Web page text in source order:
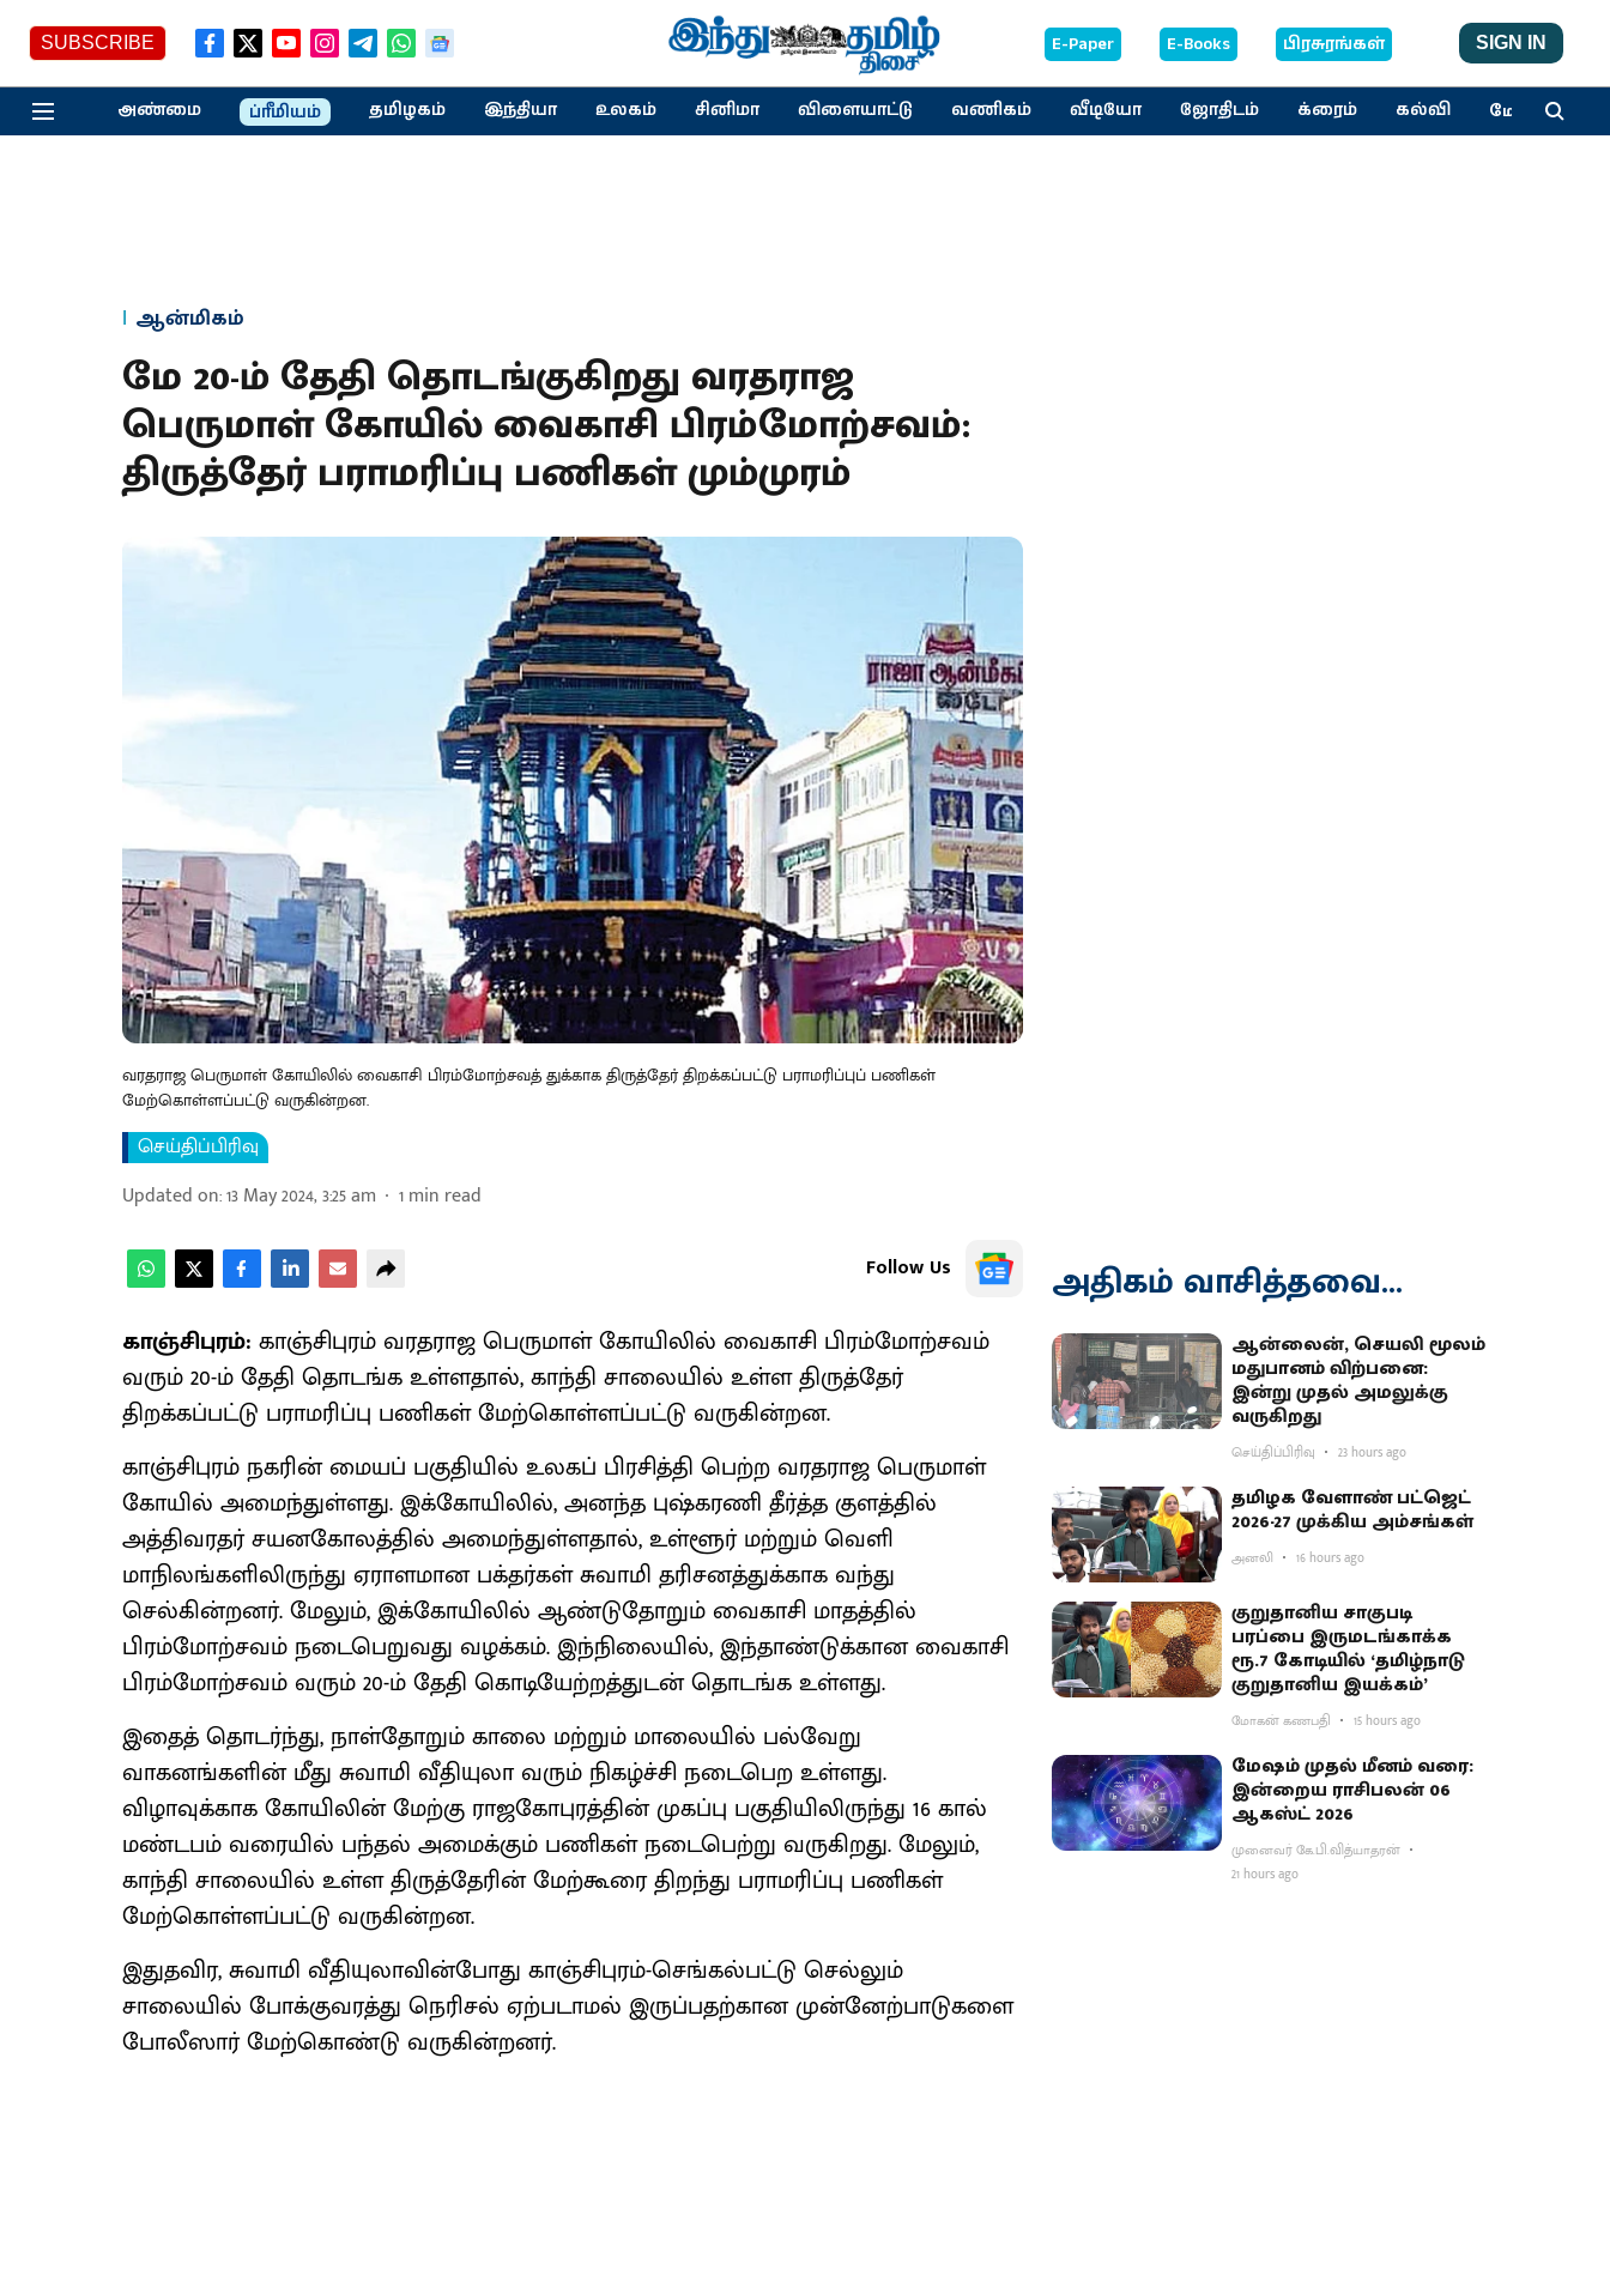
SUBSCRIBE E-Paper E-Books பிரசுரங்கள் SIGN IN
அண்மை ப்ரீமியம் தமிழகம் இந்தியா உலகம் சினிமா விளையாட்டு வணிகம் வீடியோ ஜோதிடம் க்ரைம் கல்வி மேலும்
ஆன்மிகம்
மே 20-ம் தேதி தொடங்குகிறது வரதராஜ
பெருமாள் கோயில் வைகாசி பிரம்மோற்சவம்:
திருத்தேர் பராமரிப்பு பணிகள் மும்முரம்
வரதராஜ பெருமாள் கோயிலில் வைகாசி பிரம்மோற்சவத் துக்காக திருத்தேர் திறக்கப்பட்டு பராமரிப்புப் பணிகள்
மேற்கொள்ளப்பட்டு வருகின்றன.
செய்திப்பிரிவு
Updated on:13 May 2024, 3:25 am 1min read
Follow Us
காஞ்சிபுரம்: காஞ்சிபுரம் வரதராஜ பெருமாள் கோயிலில் வைகாசி பிரம்மோற்சவம்
வரும் 20-ம் தேதி தொடங்க உள்ளதால், காந்தி சாலையில் உள்ள திருத்தேர்
திறக்கப்பட்டு பராமரிப்பு பணிகள் மேற்கொள்ளப்பட்டு வருகின்றன.
காஞ்சிபுரம் நகரின் மையப் பகுதியில் உலகப் பிரசித்தி பெற்ற வரதராஜ பெருமாள்
கோயில் அமைந்துள்ளது. இக்கோயிலில், அனந்த புஷ்கரணி தீர்த்த குளத்தில்
அத்திவரதர் சயனகோலத்தில் அமைந்துள்ளதால், உள்ளூர் மற்றும் வெளி
மாநிலங்களிலிருந்து ஏராளமான பக்தர்கள் சுவாமி தரிசனத்துக்காக வந்து
செல்கின்றனர். மேலும், இக்கோயிலில் ஆண்டுதோறும் வைகாசி மாதத்தில்
பிரம்மோற்சவம் நடைபெறுவது வழக்கம். இந்நிலையில், இந்தாண்டுக்கான வைகாசி
பிரம்மோற்சவம் வரும் 20-ம் தேதி கொடியேற்றத்துடன் தொடங்க உள்ளது.
இதைத் தொடர்ந்து, நாள்தோறும் காலை மற்றும் மாலையில் பல்வேறு
வாகனங்களின் மீது சுவாமி வீதியுலா வரும் நிகழ்ச்சி நடைபெற உள்ளது.
விழாவுக்காக கோயிலின் மேற்கு ராஜகோபுரத்தின் முகப்பு பகுதியிலிருந்து 16 கால்
மண்டபம் வரையில் பந்தல் அமைக்கும் பணிகள் நடைபெற்று வருகிறது. மேலும்,
காந்தி சாலையில் உள்ள திருத்தேரின் மேற்கூரை திறந்து பராமரிப்பு பணிகள்
மேற்கொள்ளப்பட்டு வருகின்றன.
இதுதவிர, சுவாமி வீதியுலாவின்போது காஞ்சிபுரம்-செங்கல்பட்டு செல்லும்
சாலையில் போக்குவரத்து நெரிசல் ஏற்படாமல் இருப்பதற்கான முன்னேற்பாடுகளை
போலீஸார் மேற்கொண்டு வருகின்றனர்.
அதிகம் வாசித்தவை...
ஆன்லைன், செயலி மூலம்
மதுபானம் விற்பனை:
இன்று முதல் அமலுக்கு
வருகிறது
செய்திப்பிரிவு 23 hours ago
தமிழக வேளாண் பட்ஜெட்
2026-27 முக்கிய அம்சங்கள்
அனலி 16 hours ago
குறுதானிய சாகுபடி
பரப்பை இருமடங்காக்க
ரூ.7 கோடியில் ‘தமிழ்நாடு
குறுதானிய இயக்கம்’
மோகன் கணபதி 15 hours ago
மேஷம் முதல் மீனம் வரை:
இன்றைய ராசிபலன் 06
ஆகஸ்ட் 2026
முனைவர் கே.பி.வித்யாதரன்
21 hours ago